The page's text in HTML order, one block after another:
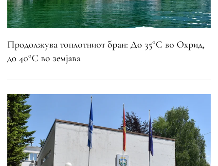
Продолжува топлотниот бран: До 35°C во Охрид,
до 40°C во земјава